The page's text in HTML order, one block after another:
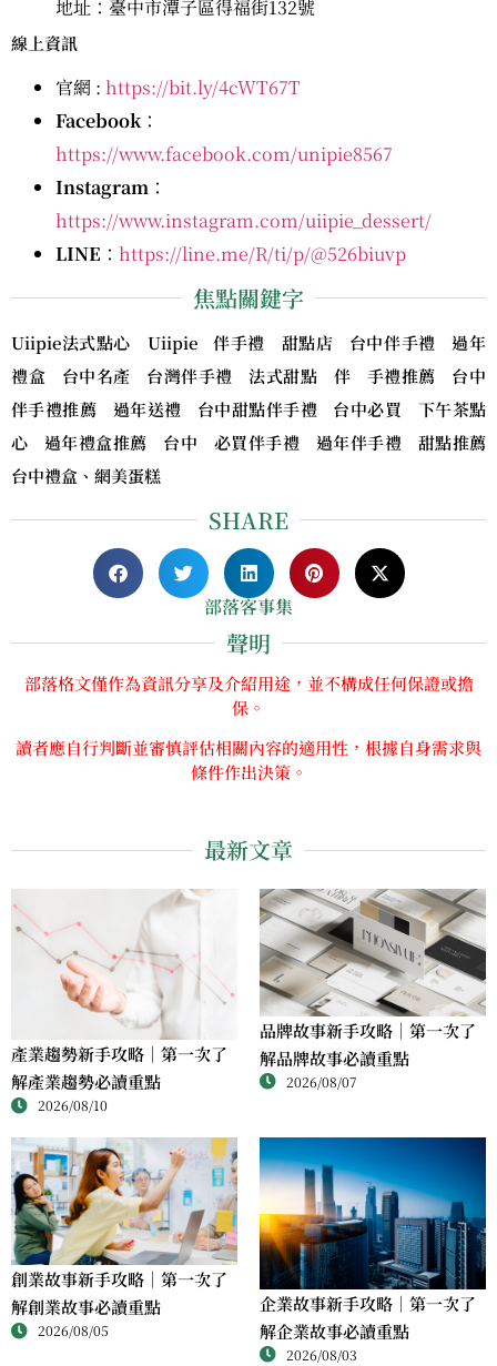
地址：臺中市潭子區得福街132號
線上資訊
官網 : https://bit.ly/4cWT67T
Facebook：
https://www.facebook.com/unipie8567
Instagram ：
https://www.instagram.com/uiipie_dessert/
LINE ： https://line.me/R/ti/p/@526biuvp
焦點關鍵字
Uiipie法式點心 Uiipie 伴手禮 甜點店 台中伴手禮 過年
禮盒 台中名產 台灣伴手禮 法式甜點 伴 手禮推薦 台中
伴手禮推薦 過年送禮 台中甜點伴手禮 台中必買 下午茶點
心 過年禮盒推薦 台中 必買伴手禮 過年伴手禮 甜點推薦
台中禮盒、網美蛋糕
SHARE
部落客事集
聲明
部落格文僅作為資訊分享及介紹用途，並不構成任何保證或擔
保。
讀者應自行判斷並審慎評估相關內容的適用性，根據自身需求與
條件作出決策。
最新文章
產業趨勢新手攻略｜第一次了
解產業趨勢必讀重點
2026/08/10
品牌故事新手攻略｜第一次了
解品牌故事必讀重點
2026/08/07
創業故事新手攻略｜第一次了
解創業故事必讀重點
2026/08/05
企業故事新手攻略｜第一次了
解企業故事必讀重點
2026/08/03